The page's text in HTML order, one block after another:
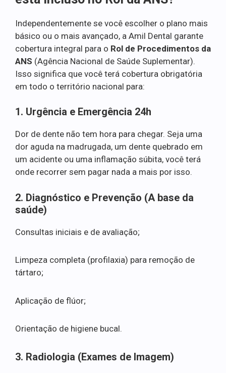
Independentemente se você escolher o plano mais
básico ou o mais avançado, a Amil Dental garante
cobertura integral para o Rol de Procedimentos da
ANS (Agência Nacional de Saúde Suplementar).
Isso significa que você terá cobertura obrigatória
em todo o território nacional para:
1. Urgência e Emergência 24h
Dor de dente não tem hora para chegar. Seja uma
dor aguda na madrugada, um dente quebrado em
um acidente ou uma inflamação súbita, você terá
onde recorrer sem pagar nada a mais por isso.
2. Diagnóstico e Prevenção (A base da
saúde)
Consultas iniciais e de avaliação;
Limpeza completa (profilaxia) para remoção de
tártaro;
Aplicação de flúor;
Orientação de higiene bucal.
3. Radiologia (Exames de Imagem)